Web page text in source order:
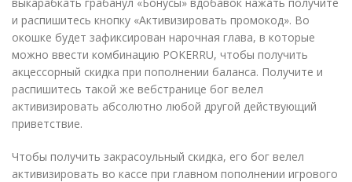
и распишитесь кнопку «Активизировать промокод». Во
окошке будет зафиксирован нарочная глава, в которые
можно ввести комбинацию POKERRU, чтобы получить
акцессорный скидка при пополнении баланса. Получите и
распишитесь такой же вебстранице бог велел
активизировать абсолютно любой другой действующий
приветствие.
Чтобы получить закрасоульный скидка, его бог велел
активизировать во кассе при главном пополнении игрового